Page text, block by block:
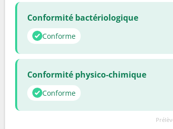
Conformité bactériologique
Conforme
Conformité physico-chimique
Conforme